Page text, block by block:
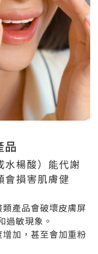
品
水楊酸）能代謝
會損害肌膚健
類產品會破壞皮膚屏
過敏現象。
增加，甚至會加重粉